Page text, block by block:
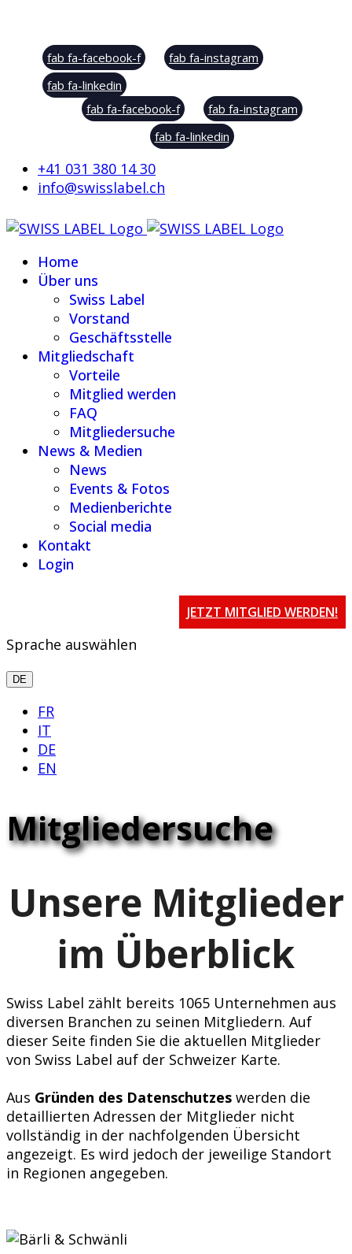
fab fa-facebook-f
fab fa-instagram
fab fa-linkedin
fab fa-facebook-f
fab fa-instagram
fab fa-linkedin
+41 031 380 14 30
info@swisslabel.ch
Home
Über uns
Swiss Label
Vorstand
Geschäftsstelle
Mitgliedschaft
Vorteile
Mitglied werden
FAQ
Mitgliedersuche
News & Medien
News
Events & Fotos
Medienberichte
Social media
Kontakt
Login
JETZT MITGLIED WERDEN!
Sprache auswählen
DE
FR
IT
DE
EN
Mitgliedersuche
Unsere Mitglieder
im Überblick
Swiss Label zählt bereits 1065 Unternehmen aus
diversen Branchen zu seinen Mitgliedern. Auf
dieser Seite finden Sie die aktuellen Mitglieder
von Swiss Label auf der Schweizer Karte.
Aus Gründen des Datenschutzes werden die
detaillierten Adressen der Mitglieder nicht
vollständig in der nachfolgenden Übersicht
angezeigt. Es wird jedoch der jeweilige Standort
in Regionen angegeben.